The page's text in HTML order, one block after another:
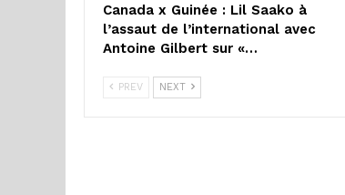
Canada x Guinée : Lil Saako à
l’assaut de l’international avec
Antoine Gilbert sur «…
PREV NEXT